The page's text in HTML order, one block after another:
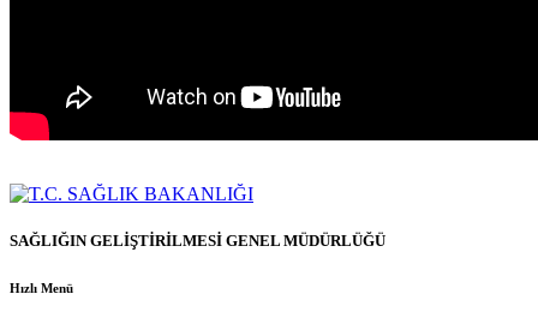
SAĞLIĞIN GELİŞTİRİLMESİ GENEL MÜDÜRLÜĞÜ
Hızlı Menü